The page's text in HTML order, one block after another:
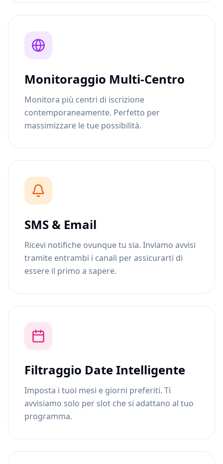
Monitoraggio Multi-Centro
Monitora più centri di iscrizione
contemporaneamente. Perfetto per
massimizzare le tue possibilità.
SMS & Email
Ricevi notifiche ovunque tu sia. Inviamo avvisi
tramite entrambi i canali per assicurarti di
essere il primo a sapere.
Filtraggio Date Intelligente
Imposta i tuoi mesi e giorni preferiti. Ti
avvisiamo solo per slot che si adattano al tuo
programma.